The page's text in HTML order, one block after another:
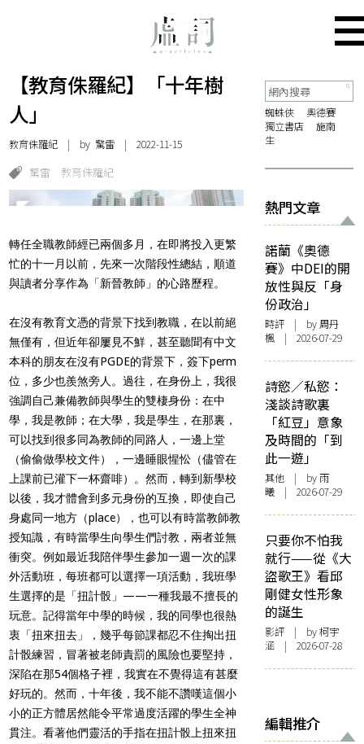
【教育侏羅紀】「十年樹
人」
教育侏羅紀 | by 驚雷 | 2022-11-15
驚雷 教育侏羅紀
轉任全職教師經已兩個多月，在即將投入更繁
忙的十一月以前，先來一次階段性總結，順道
與讀者分享作為「新晉教師」的心路歷程。
在沒有教育文憑的背景下找到教職，在以前絕
無僅有，但近年卻屢見不鮮，甚至聽聞有中文
本科的朋友在沒有PGDE的背景下，簽下perm
位，多少也羨煞旁人。過往，在身份上，我很
強調自己兼備教師與學生的雙棲身份：在中
學，我是教師；在大學，我是學生，在那裏，
可以找到很多同為教師的同路人，一邊上堂
（偷偷做學校文件），一邊睡眼惺忪（儘管在
上課前已灌下一杯齋啡）。然而，轉到新學校
以後，我才體會到多元身份的互換，即使自己
身處同一地方（place），也可以有時當教師教
授知識，有時當學生向學生們討教，兩者並無
衝突。例如最近我陪伴學生參加一週一次的課
外活動班，每班都可以選擇一項活動，我班學
生選擇的是「扭計骰」——一種我最不擅長的
玩意。記得當年中學的時候，我的同學也很熱
衷「扭來扭去」，幾乎每節課都忍不住掏出扭
計骰練習，冒著被老師責罰的風險也要堅持，
深陷在那54個格子裡，我實在不覺得這有甚麼
好玩的。然而，十年後，我不能不讚嘆這個小
小的正方體居然能令平常過度活躍的學生全神
貫注。看著他們靈活的手指在扭計骰上扭來扭
蜘蛛俠
奧德賽
獨立書店
施南
生
熱門文章
諾蘭《奧德
賽》中DEI的開
放性與反「身
份政治」
時評 | by周丹
楓 | 2026-07-29
詩慾／私慾：
淺談詩歌裏
「紅豆」意象
及時間的「到
此一遊」
其他 | by 雨
曦 | 2026-07-29
只要你不怕我
就行——從《大
盜歌王》看邱
剛健女性形象
的誕生
影評 | by 柯宇
涵 | 2026-07-28
編輯推介